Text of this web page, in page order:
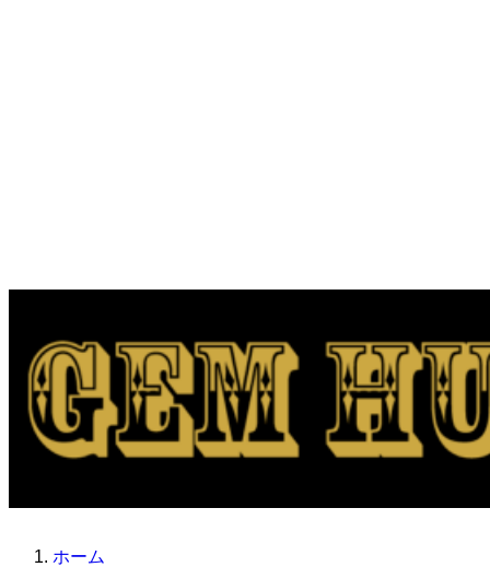
ホーム